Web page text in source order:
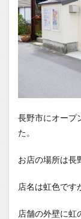
1.2.1
はいし
ゃの食
べ歩き
You
Tubeチ
長野市にオープ
た。
お店の場所は長
店名は虹色です
店舗の外壁に虹